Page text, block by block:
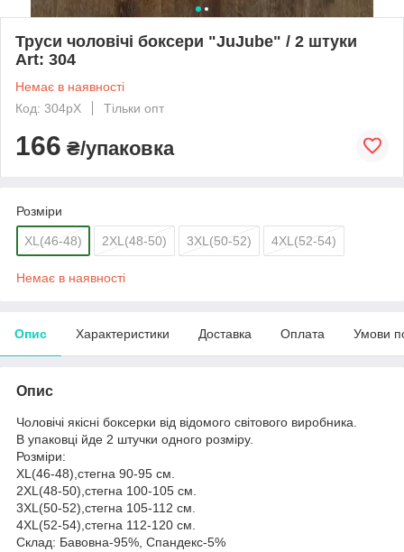
Труси чоловічі боксери "JuJube" / 2 штуки
Art: 304
Немає в наявності
Код: 304рХ
Тільки опт
166 ₴/упаковка
Розміри
XL(46-48) 2XL(48-50) 3XL(50-52) 4XL(52-54)
Немає в наявності
Опис Характеристики Доставка Оплата Умови
Опис
Чоловічі якісні боксерки від відомого світового виробника.
В упаковці йде 2 штучки одного розміру.
Розміри:
XL(46-48),стегна 90-95 см.
2XL(48-50),стегна 100-105 см.
3XL(50-52),стегна 105-112 см.
4XL(52-54),стегна 112-120 см.
Склад: Бавовна-95%, Спандекс-5%